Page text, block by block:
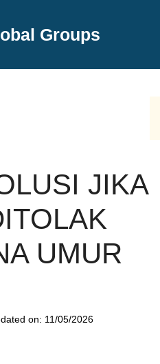
Groups
JIKA
UMUR
on: 11/05/2026